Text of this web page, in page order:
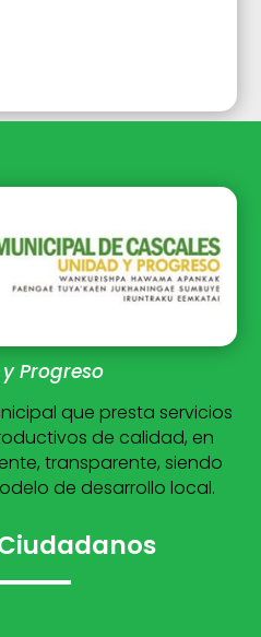
Progreso
que presta servicios
de calidad, en
transparente, siendo
de desarrollo local.